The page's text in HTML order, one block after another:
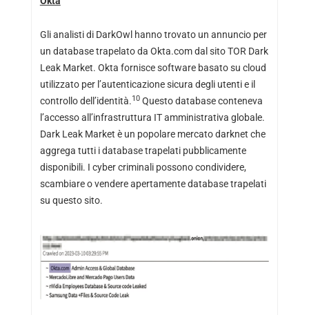
Gli analisti di DarkOwl hanno trovato un annuncio per
un database trapelato da Okta.com dal sito TOR Dark
Leak Market. Okta fornisce software basato su cloud
utilizzato per l’autenticazione sicura degli utenti e il
controllo dell’identità.10 Questo database conteneva
l’accesso all’infrastruttura IT amministrativa globale.
Dark Leak Market è un popolare mercato darknet che
aggrega tutti i database trapelati pubblicamente
disponibili. I cyber criminali possono condividere,
scambiare o vendere apertamente database trapelati
su questo sito.